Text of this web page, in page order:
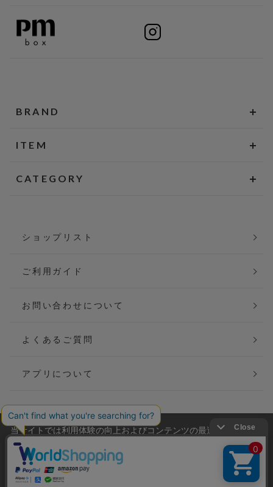
BRAND
ITEM
CATEGORY
ショップリスト
ご利用ガイド
お問い合わせについて
よくあるご質問
アプリについて
会社概要
ご利用規約
当サイトでは利用体験の向上およびコンテンツの最適な提供、ト
ラフィックの分析を目的としてCookieを使用しています。
サイトの閲覧を継続された場合、Cookieの利用に同意したことも
のといたします。
詳細については
をご確認ください。